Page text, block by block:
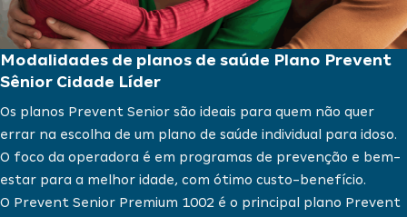
Modalidades de planos de saúde Plano Prevent
Sênior Cidade Líder
Os planos Prevent Senior são ideais para quem não quer
errar na escolha de um plano de saúde individual
para idoso.
O foco da operadora é em programas de prevenção e bem-
estar para a melhor idade, com ótimo custo-benefício.
O Prevent Senior Premium 1002 é o principal plano Prevent